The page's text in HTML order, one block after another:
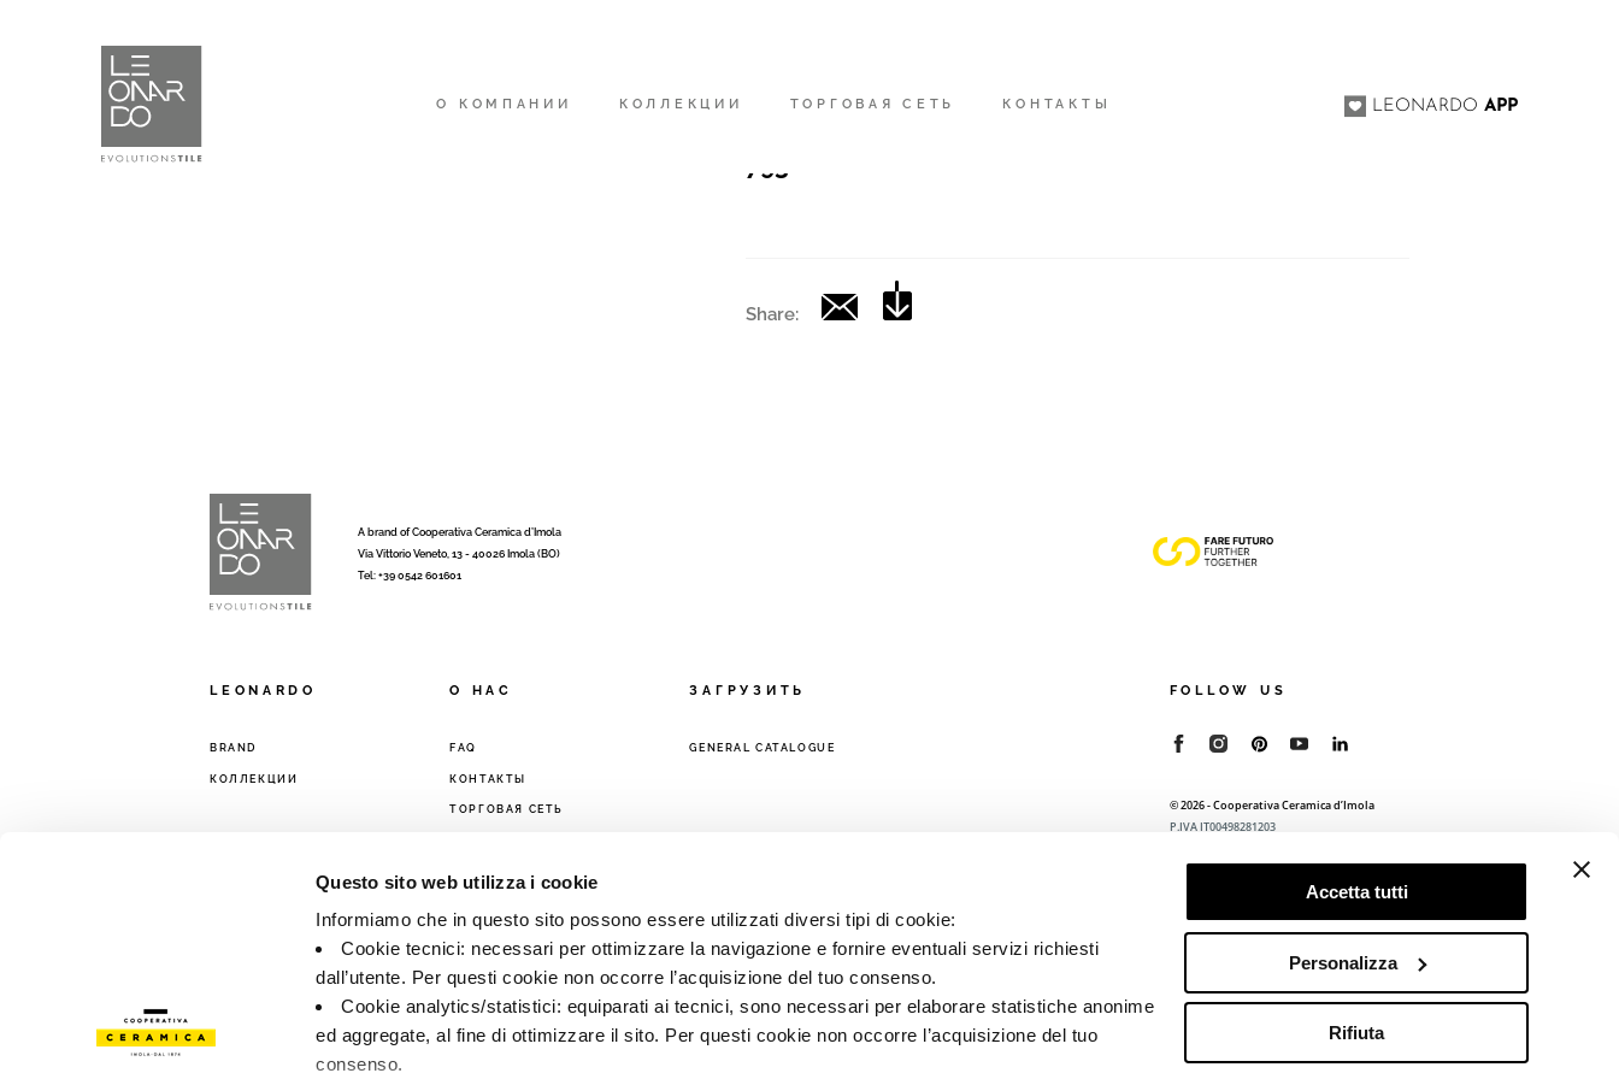
Questo sito web utilizza i cookie
Informiamo che in questo sito possono essere utilizzati diversi tipi di cookie:
Cookie tecnici: necessari per ottimizzare la navigazione e fornire eventuali servizi richiesti
dall’utente. Per questi cookie non occorre l’acquisizione del tuo consenso.
Cookie analytics/statistici: equiparati ai tecnici, sono necessari per elaborare statistiche anonime
ed aggregate, al fine di ottimizzare il sito. Per questi cookie non occorre l’acquisizione del tuo
consenso.
Accetta tutti
Personalizza
Rifiuta
О КОМПАНИИ КОЛЛЕКЦИИ ТОРГОВАЯ СЕТЬ КОНТАКТЫ LEONARDOAPP
793
Share:
A brand of Cooperativa Ceramica d’Imola
Via Vittorio Veneto, 13 - 40026 Imola (BO)
Tel: +39 0542 601601
LEONARDO
BRAND
КОЛЛЕКЦИИ
O HAC
FAQ
КОНТАКТЫ
ТОРГОВАЯ СЕТЬ
ЗАГРУЗИТЬ
GENERAL CATALOGUE
FOLLOW US
© 2026 - Cooperativa Ceramica d’Imola
P.IVA IT00498281203
R.E.A. BO 5545
Cookie policy—Preferenze